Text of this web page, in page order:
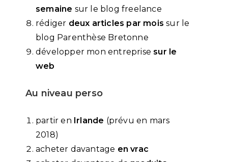
semaine sur le blog freelance
rédiger deux articles par mois sur le
blog Parenthèse Bretonne
développer mon entreprise sur le
web
Au niveau perso
partir en Irlande (prévu en mars
2018)
acheter davantage en vrac